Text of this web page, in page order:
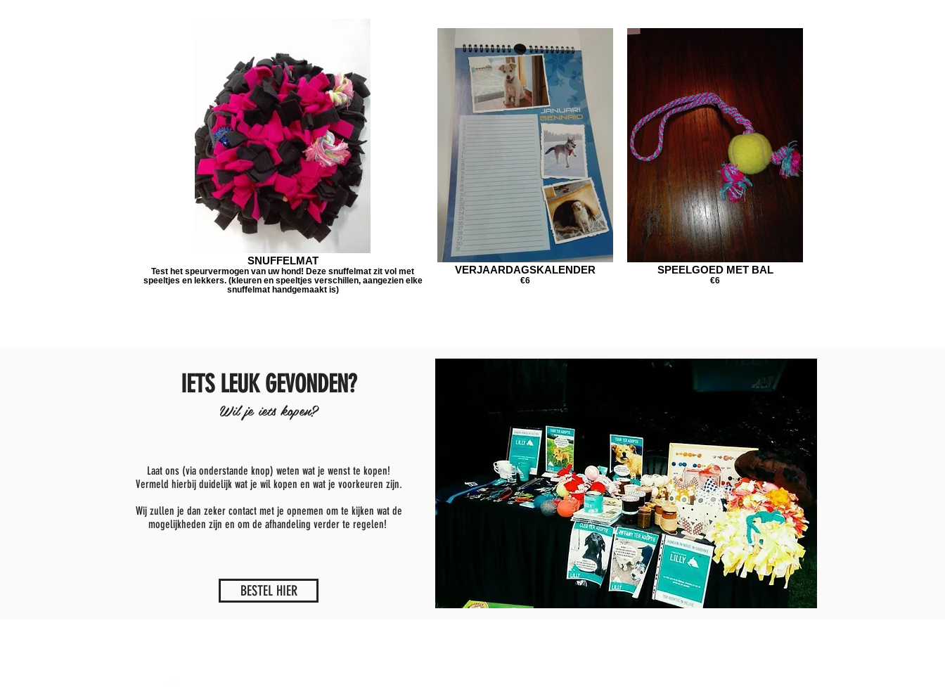
SNUFFELMAT
Test het speurvermogen van uw hond! Deze snuffelmat zit vol met
speeltjes en lekkers. (kleuren en speeltjes verschillen, aangezien elke
snuffelmat handgemaakt is)
VERJAARDAGSKALENDER
€6
SPEELGOED MET BAL
€6
IETS LEUK GEVONDEN?
Wil je iets kopen?
Laat ons (via onderstande knop) weten wat je wenst te kopen!
Vermeld hierbij duidelijk wat je wil kopen en wat je voorkeuren zijn.
Wij zullen je dan zeker contact met je opnemen om te kijken wat de
mogelijkheden zijn en om de afhandeling verder te regelen!
BESTEL HIER